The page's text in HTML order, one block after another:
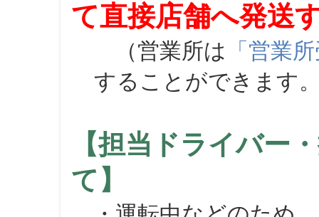
て直接店舗へ発送
（営業所は 「営業
することができます
【担当ドライバー
て】